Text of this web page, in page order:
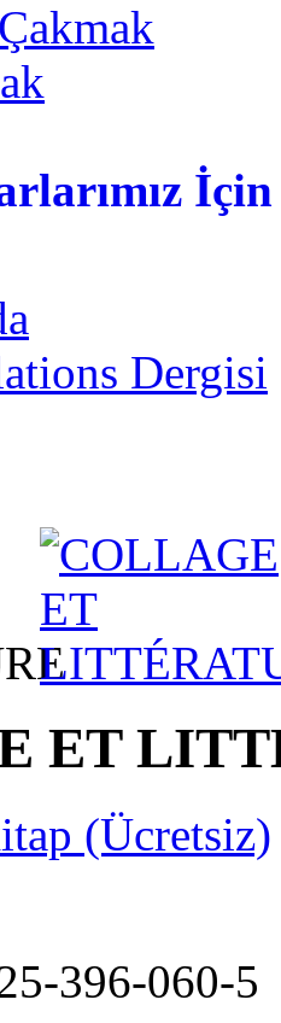
İçin
Dergisi
ET
(Ücretsiz)
396-060-5